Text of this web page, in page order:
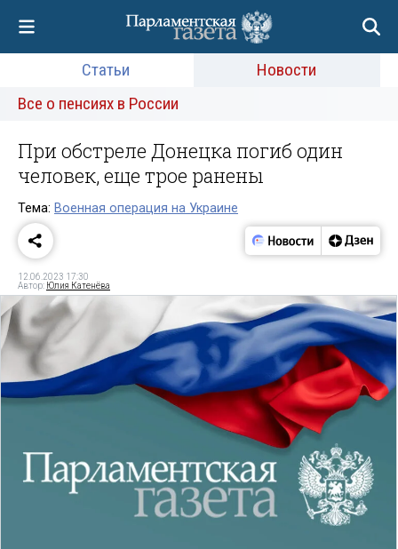
Статьи
Новости
Все о пенсиях в России
При обстреле Донецка погиб один
человек, еще трое ранены
Тема: Военная операция на Украине
12.06.2023 17:30
Автор: Юлия Катенёва